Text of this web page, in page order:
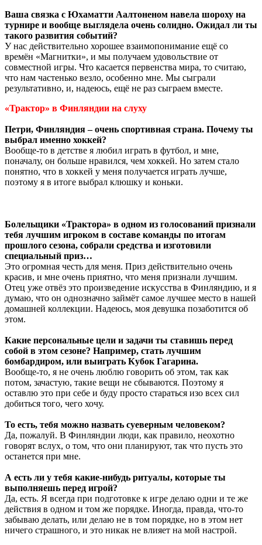
Ваша связка с Юхаматти Аалтоненом навела шороху на
турнире и вообще выглядела очень солидно. Ожидал ли ты
такого развития событий?
У нас действительно хорошее взаимопонимание ещё со
времён «Магнитки», и мы получаем удовольствие от
совместной игры. Что касается первенства мира, то считаю,
что нам частенько везло, особенно мне. Мы сыграли
результативно, и, надеюсь, ещё не раз сыграем вместе.
«Трактор» в Финляндии на слуху
Петри, Финляндия – очень спортивная страна. Почему ты
выбрал именно хоккей?
Вообще-то в детстве я любил играть в футбол, и мне,
поначалу, он больше нравился, чем хоккей. Но затем стало
понятно, что в хоккей у меня получается играть лучше,
поэтому я в итоге выбрал клюшку и коньки.
Болельщики «Трактора» в одном из голосований признали
тебя лучшим игроком в составе команды по итогам
прошлого сезона, собрали средства и изготовили
специальный приз…
Это огромная честь для меня. Приз действительно очень
красив, и мне очень приятно, что меня признали лучшим.
Отец уже отвёз это произведение искусства в Финляндию, и я
думаю, что он однозначно займёт самое лучшее место в нашей
домашней коллекции. Надеюсь, моя девушка позаботится об
этом.
Какие персональные цели и задачи ты ставишь перед
собой в этом сезоне? Например, стать лучшим
бомбардиром, или выиграть Кубок Гагарина.
Вообще-то, я не очень люблю говорить об этом, так как
потом, зачастую, такие вещи не сбываются. Поэтому я
оставлю это при себе и буду просто стараться изо всех сил
добиться того, чего хочу.
То есть, тебя можно назвать суеверным человеком?
Да, пожалуй. В Финляндии люди, как правило, неохотно
говорят вслух, о том, что они планируют, так что пусть это
останется при мне.
А есть ли у тебя какие-нибудь ритуалы, которые ты
выполняешь перед игрой?
Да, есть. Я всегда при подготовке к игре делаю одни и те же
действия в одном и том же порядке. Иногда, правда, что-то
забываю делать, или делаю не в том порядке, но в этом нет
ничего страшного, и это никак не влияет на мой настрой.